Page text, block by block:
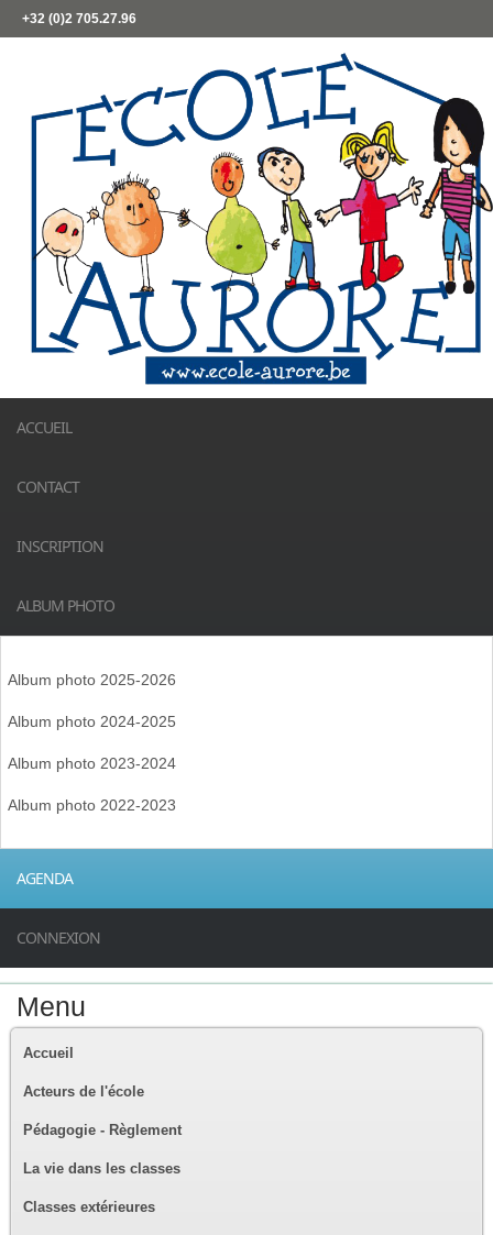
+32 (0)2 705.27.96
ACCUEIL
CONTACT
INSCRIPTION
ALBUM PHOTO
Album photo 2025-2026
Album photo 2024-2025
Album photo 2023-2024
Album photo 2022-2023
AGENDA
CONNEXION
Menu
Accueil
Acteurs de l'école
Pédagogie - Règlement
La vie dans les classes
Classes extérieures